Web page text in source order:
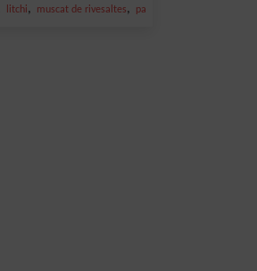
litchi, muscat de rivesaltes, pamplemousse